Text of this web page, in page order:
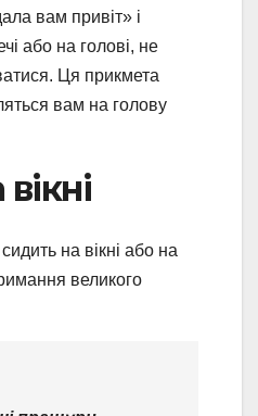
вам привіт» і
або на голові, не
Ця прикмета
вам на голову
на вікні або на
великого